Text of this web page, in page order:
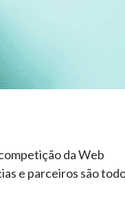
da Web
e parceiros são